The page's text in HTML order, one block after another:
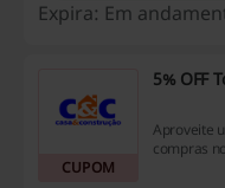
Expira: Em
CUPOM
5% OFF
Aproveite
compras